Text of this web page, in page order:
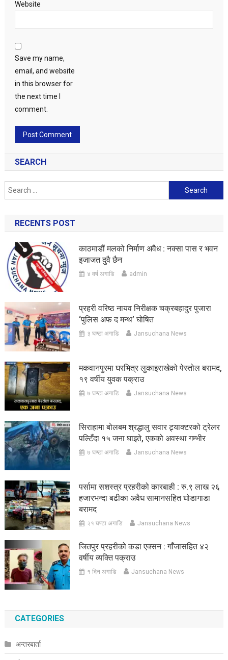
Website
Save my name,
email, and website
in this browser for
the next time I
comment.
SEARCH
Search
for:
RECENTS POST
काठमाडौं मलको निर्माण अवैध : नक्सा पास र भवन
इजाजत दुवै छैन
४ वर्ष अगाडि admin
प्रहरी वरिष्ठ नायव निरीक्षक चक्रबहादुर पुजारा
‘पुलिस अफ द मन्थ’ घोषित
३ घण्टा अगाडि Jansuchana News
मकवानपुरमा घरभित्र लुकाइराखेको पेस्तोल बरामद,
१९ वर्षीय युवक पक्राउ
७ घण्टा अगाडि Jansuchana News
सिराहामा बोलबम श्रद्धालु सवार ट्र्याक्टरको ट्रेलर
पल्टिँदा १५ जना घाइते, एकको अवस्था गम्भीर
७ घण्टा अगाडि Jansuchana News
पर्सामा सशस्त्र प्रहरीको कारबाही : रु.९ लाख २६
हजारभन्दा बढीका अवैध सामानसहित घोडागाडा
बरामद
२१ घण्टा अगाडि Jansuchana News
जितपुर प्रहरीको कडा एक्सन : गाँजासहित ४२
वर्षीय व्यक्ति पक्राउ
१ दिन अगाडि Jansuchana News
CATEGORIES
अन्तरबार्ता